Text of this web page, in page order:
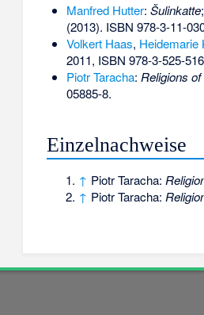
Manfred Hutter: Šulinkatte
(2013). ISBN 978-3-11-
Volkert Haas, Heidemarie
2011, ISBN 978-3-525-
Piotr Taracha: Religions
05885-8.
Einzelnachweise
↑ Piotr Taracha:
↑ Piotr Taracha: